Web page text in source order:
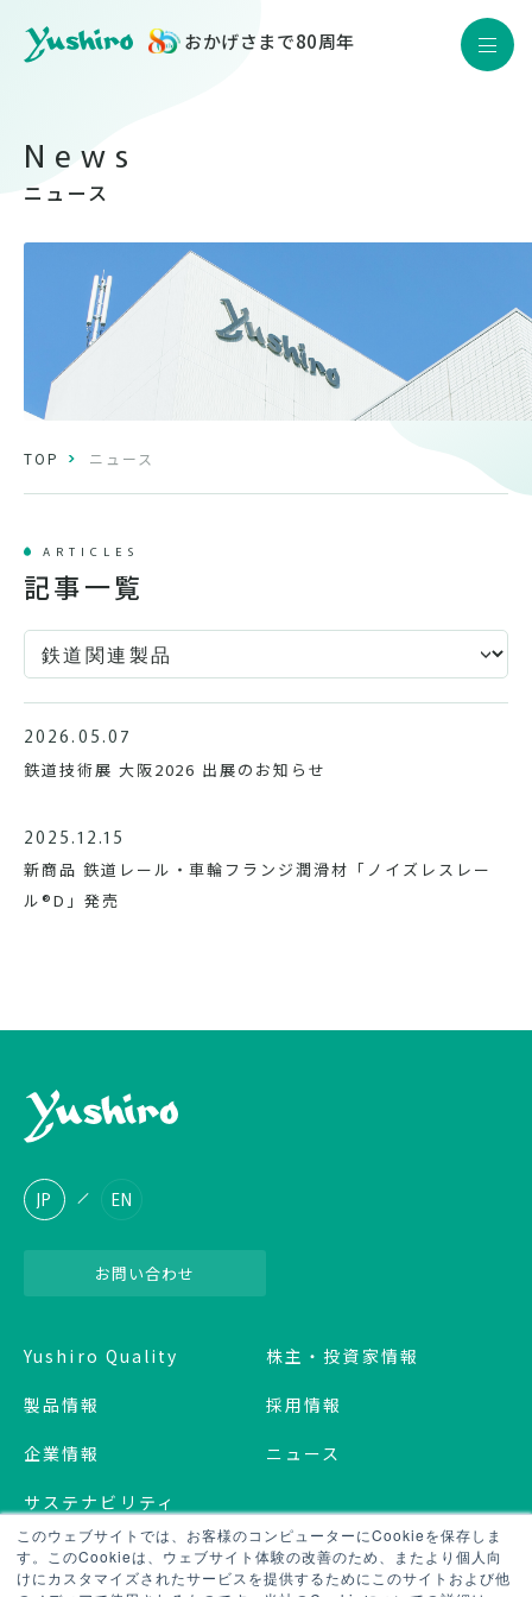
このウェブサイトでは、お客様のコンピューターにCookieを保存しま
す。このCookieは、ウェブサイト体験の改善のため、またより個人向
けにカスタマイズされたサービスを提供するためにこのサイトおよび他
おかげさまで80周年
JP
製品情報
サステナビリティ
株主・投資家情報
採用情報
ニュース
ニュース
TOP ニュース
ARTICLES
記事一覧
2026.05.07
鉄道技術展 大阪2026 出展のお知らせ
2025.12.15
新商品 鉄道レール・車輪フランジ潤滑材「ノイズレスレー
ル®D」発売
JP EN
お問い合わせ
Yushiro Quality
製品情報
企業情報
サステナビリティ
株主・投資家情報
採用情報
ニュース
プライバシーポリシー